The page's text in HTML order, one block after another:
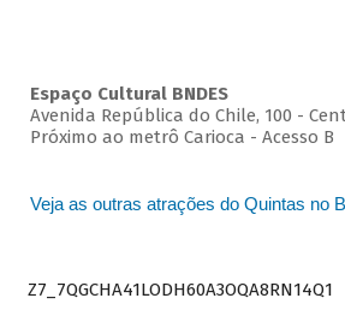
Espaço Cultural BNDES
Avenida República do Chile, 100 -
Próximo ao metrô Carioca - Acesso B
Veja as outras atrações do Quintas no
Z7_7QGCHA41LODH60A3OQA8RN14Q1